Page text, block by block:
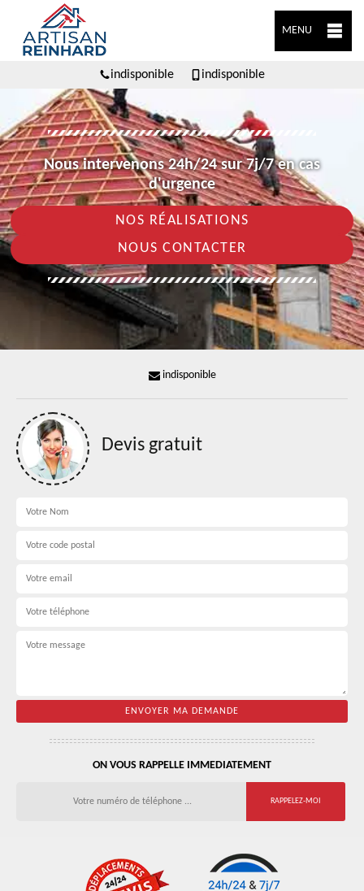
MENU
indisponible indisponible
Nous intervenons 24h/24 sur 7j/7 en cas
d'urgence
NOS RÉALISATIONS
NOUS CONTACTER
indisponible
Devis gratuit
ON VOUS RAPPELLE IMMEDIATEMENT